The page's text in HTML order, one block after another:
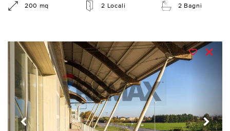
200 mq 2 Locali 2 Bagni